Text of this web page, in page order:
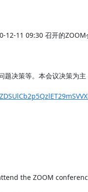
11 09:30 召开的ZOOM
决策等。本会议决策为
the ZOOM